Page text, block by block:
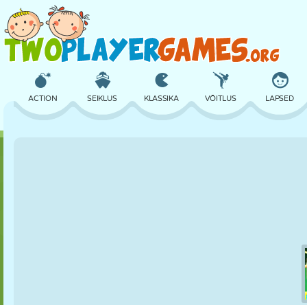
ACTION SEIKLUS KLASSIKA VÕITLUS LAPSED